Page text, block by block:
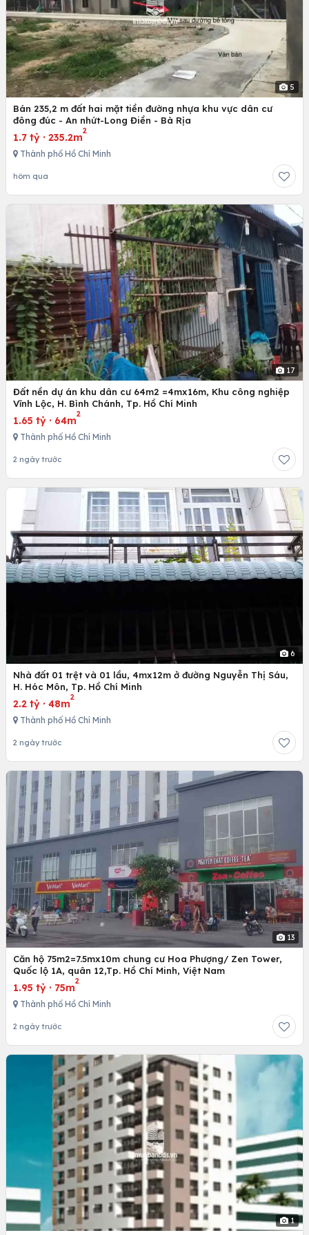
5
Bán 235,2 m đất hai mặt tiền đường nhựa khu vực dân cư
đông đúc - An nhứt-Long Điền - Bà Rịa
1.7 tỷ · 235.2m
2
Thành phố Hồ Chí Minh
hôm qua
17
Đất nền dự án khu dân cư 64m2 =4mx16m, Khu công nghiệp
Vĩnh Lộc, H. Bình Chánh, Tp. Hồ Chí Minh
1.65 tỷ · 64m
2
Thành phố Hồ Chí Minh
2 ngày trước
6
Nhà đất 01 trệt và 01 lầu, 4mx12m ở đường Nguyễn Thị Sáu,
H. Hóc Môn, Tp. Hồ Chí Minh
2.2 tỷ · 48m
2
Thành phố Hồ Chí Minh
2 ngày trước
13
Căn hộ 75m2=7.5mx10m chung cư Hoa Phượng/ Zen Tower,
Quốc lộ 1A, quân 12,Tp. Hồ Chí Minh, Việt Nam
1.95 tỷ · 75m
2
Thành phố Hồ Chí Minh
2 ngày trước
1